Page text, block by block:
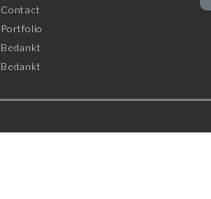
Contact
Portfolio
Bedankt
Bedankt